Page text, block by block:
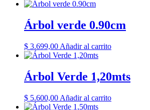
Árbol verde 0.90cm
$ 3.699,00 Añadir al carrito
Árbol Verde 1,20mts
$ 5.600,00 Añadir al carrito